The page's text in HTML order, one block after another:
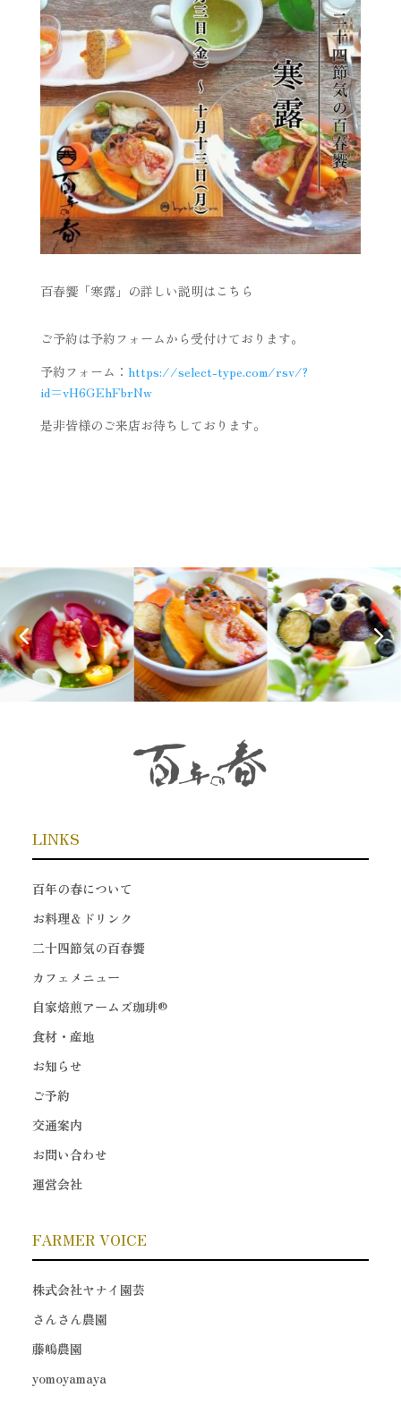
百春饗「寒露」の詳しい説明はこちら
ご予約は予約フォームから受付けております。
予約フォーム： https://select-type.com/rsv/?
id=vH6GEhFbrNw
是非皆様のご来店お待ちしております。
LINKS
百年の春について
お料理＆ドリンク
二十四節気の百春饗
カフェメニュー
自家焙煎アームズ珈琲®
食材・産地
お知らせ
ご予約
交通案内
お問い合わせ
運営会社
FARMER VOICE
株式会社ヤナイ園芸
さんさん農園
藤嶋農園
yomoyamaya